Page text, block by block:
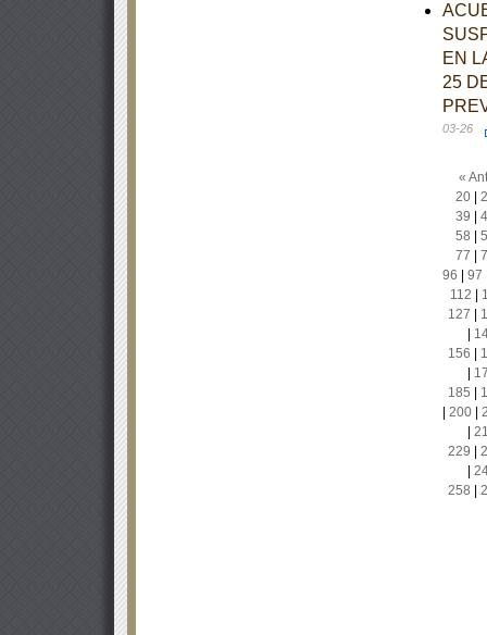
EN
25
03-26
«
20|
39
58
77
96
97
112
127
156
185
200|
229
258